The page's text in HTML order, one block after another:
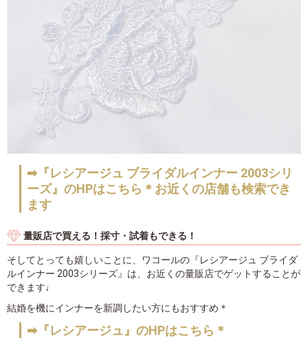
➡『レシアージュ ブライダルインナー 2003シリ
ーズ』のHPはこちら＊お近くの店舗も検索でき
ます
量販店で買える！採寸・試着もできる！
そしてとっても嬉しいことに、ワコールの『レシアージュ ブライダ
ルインナー 2003シリーズ』は、お近くの量販店でゲットすることが
できます♩
結婚を機にインナーを新調したい方にもおすすめ＊
➡『レシアージュ』のHPはこちら＊